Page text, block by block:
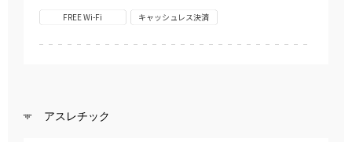
FREE Wi-Fi キャッシュレス決済
アスレチック